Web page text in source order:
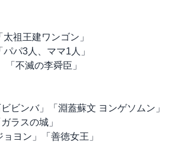
祖王建ワンゴン」
パ3人、ママ1人」
李舜臣」
ンバ」「淵蓋蘇文 ヨンゲソムン」
ラスの城」
ヨン」「善徳女王」